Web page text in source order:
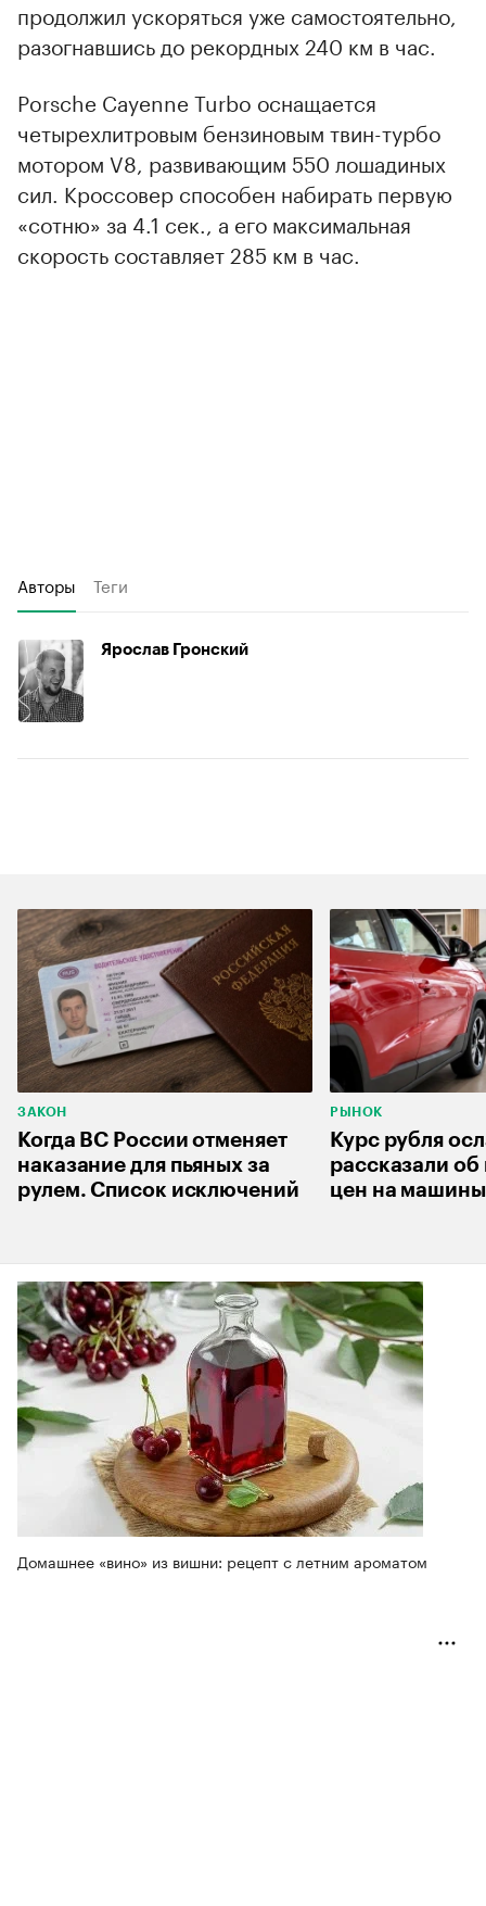
продолжил ускоряться уже самостоятельно,
разогнавшись до рекордных 240 км в час.
Porsche Cayenne Turbo оснащается
четырехлитровым бензиновым твин-турбо
мотором V8, развивающим 550 лошадиных
сил. Кроссовер способен набирать первую
«сотню» за 4.1 сек., а его максимальная
скорость составляет 285 км в час.
Авторы Теги
Ярослав Гронский
ЗАКОН
Когда ВС России отменяет
наказание для пьяных за
рулем. Список исключений
РЫНОК
Курс рубля
рассказали
цен на машины
Домашнее «вино» из вишни: рецепт с летним ароматом